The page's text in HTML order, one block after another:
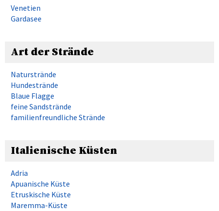
Venetien
Gardasee
Art der Strände
Naturstrände
Hundestrände
Blaue Flagge
feine Sandstrände
familienfreundliche Strände
Italienische Küsten
Adria
Apuanische Küste
Etruskische Küste
Maremma-Küste